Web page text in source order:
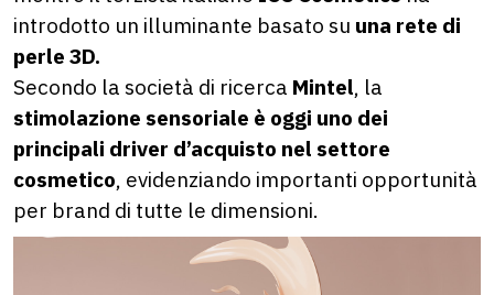
introdotto un illuminante basato su una rete di
perle 3D.
Secondo la società di ricerca Mintel, la
stimolazione sensoriale è oggi uno dei
principali driver d’acquisto nel settore
cosmetico, evidenziando importanti opportunità
per brand di tutte le dimensioni.